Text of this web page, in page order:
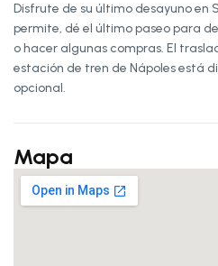
Disfrute de su último desayuno en
permite, dé el último paseo para
o hacer algunas compras. El
estación de tren de Nápoles está
opcional.
Mapa